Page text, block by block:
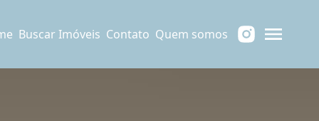
Buscar Imóveis Contato Quem somos